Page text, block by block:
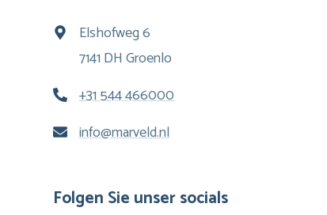
Elshofweg 6
7141 DH Groenlo
+31 544 466000
info@marveld.nl
Folgen Sie unser socials